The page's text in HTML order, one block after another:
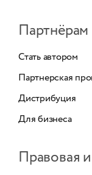
Партнёрам
Стать автором
Партнерская
Дистрибуция
Для бизнеса
Правовая